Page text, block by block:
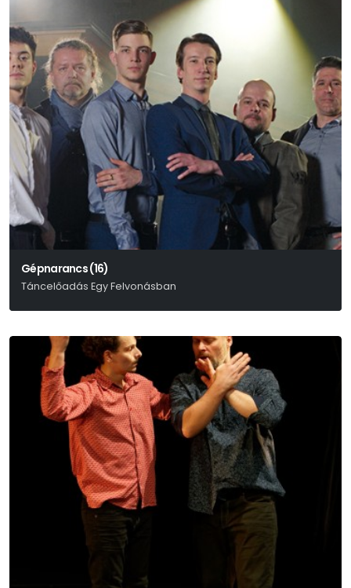
Gépnarancs (16)
Táncelőadás Egy Felvonásban